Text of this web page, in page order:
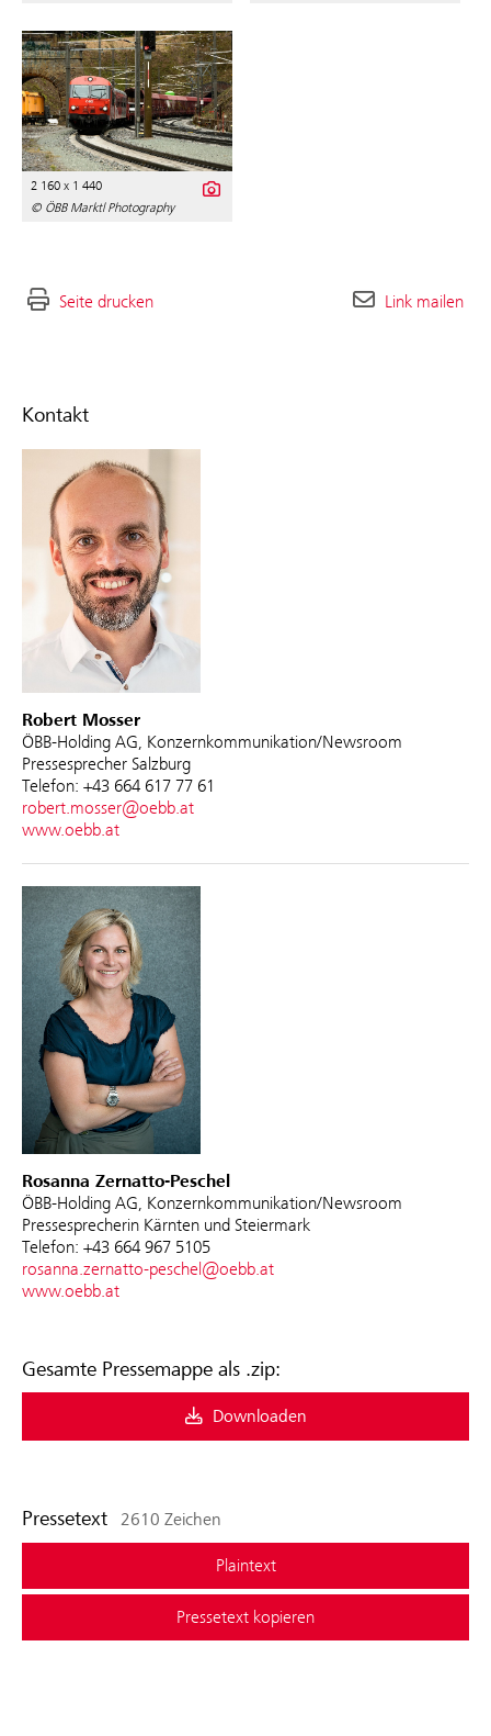
Kontakt
Robert Mosser
ÖBB-Holding AG, Konzernkommunikation/Newsroom
Pressesprecher Salzburg
Telefon: +43 664 617 77 61
robert.mosser@oebb.at
www.oebb.at
Rosanna Zernatto-Peschel
ÖBB-Holding AG, Konzernkommunikation/Newsroom
Pressesprecherin Kärnten und Steiermark
Telefon: +43 664 967 5105
rosanna.zernatto-peschel@oebb.at
www.oebb.at
Gesamte Pressemappe als .zip:
Downloaden
Pressetext 2610 Zeichen
Plaintext
Pressetext kopieren
2 160 x 1 440
© ÖBB Marktl Photography
Seite drucken Link mailen